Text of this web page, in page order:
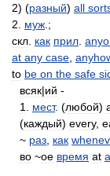
2) (разный) all
2
муж .;
скл как прил
at any case
to be on the safe
всяк|ий -
1
мест. (любой)
(каждый) every,
~ раз как
во ~ое время at